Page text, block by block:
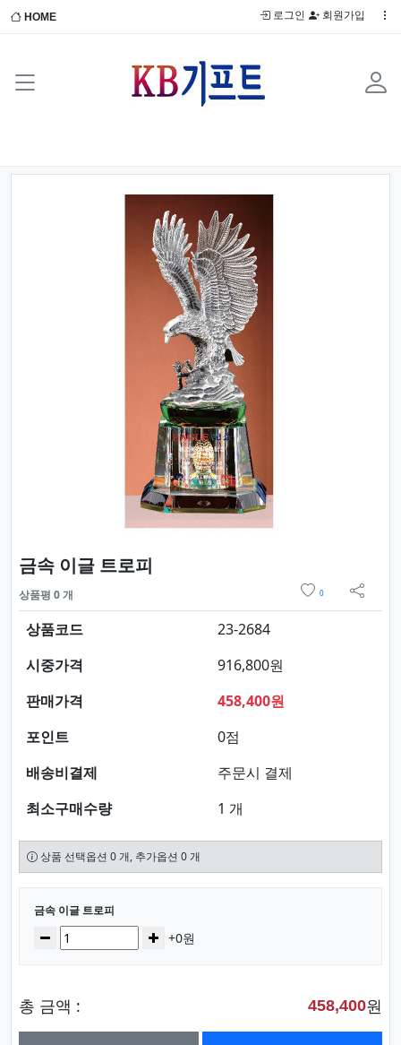
HOME 로그인 회원가입
금속 이글 트로피
상품평 0 개 0
sns 공
상품코드
23-2684
시중가격
916,800원
판매가격
458,400원
포인트
0점
배송비결제
주문시 결제
최소구매수량
1 개
상품 선택옵션 0 개, 추가옵션 0 개
선택된 옵션
금속 이글 트로피
수량감소 증가+0원
총 금액 : 458,400원